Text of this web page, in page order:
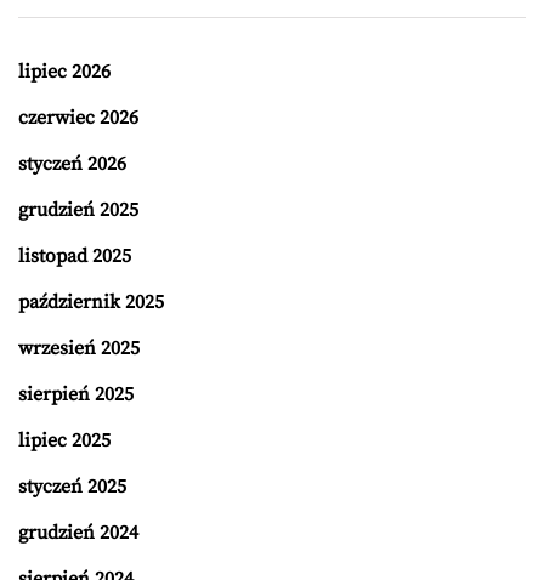
lipiec 2026
czerwiec 2026
styczeń 2026
grudzień 2025
listopad 2025
październik 2025
wrzesień 2025
sierpień 2025
lipiec 2025
styczeń 2025
grudzień 2024